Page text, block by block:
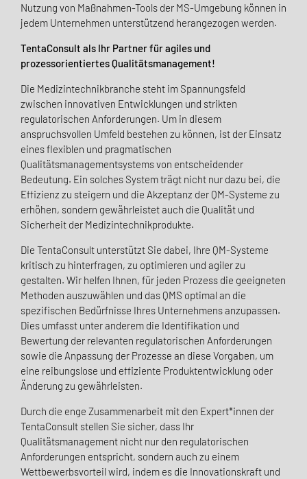
Nutzung von Maßnahmen-Tools der MS-Umgebung können in
jedem Unternehmen unterstützend herangezogen werden.
TentaConsult als Ihr Partner für agiles und
prozessorientiertes Qualitätsmanagement!
Die Medizintechnikbranche steht im Spannungsfeld
zwischen innovativen Entwicklungen und strikten
regulatorischen Anforderungen. Um in diesem
anspruchsvollen Umfeld bestehen zu können, ist der Einsatz
eines flexiblen und pragmatischen
Qualitätsmanagementsystems von entscheidender
Bedeutung. Ein solches System trägt nicht nur dazu bei, die
Effizienz zu steigern und die Akzeptanz der QM-Systeme zu
erhöhen, sondern gewährleistet auch die Qualität und
Sicherheit der Medizintechnikprodukte.
Die TentaConsult unterstützt Sie dabei, Ihre QM-Systeme
kritisch zu hinterfragen, zu optimieren und agiler zu
gestalten. Wir helfen Ihnen, für jeden Prozess die geeigneten
Methoden auszuwählen und das QMS optimal an die
spezifischen Bedürfnisse Ihres Unternehmens anzupassen.
Dies umfasst unter anderem die Identifikation und
Bewertung der relevanten regulatorischen Anforderungen
sowie die Anpassung der Prozesse an diese Vorgaben, um
eine reibungslose und effiziente Produktentwicklung oder
Änderung zu gewährleisten.
Durch die enge Zusammenarbeit mit den Expert*innen der
TentaConsult stellen Sie sicher, dass Ihr
Qualitätsmanagement nicht nur den regulatorischen
Anforderungen entspricht, sondern auch zu einem
Wettbewerbsvorteil wird, indem es die Innovationskraft und